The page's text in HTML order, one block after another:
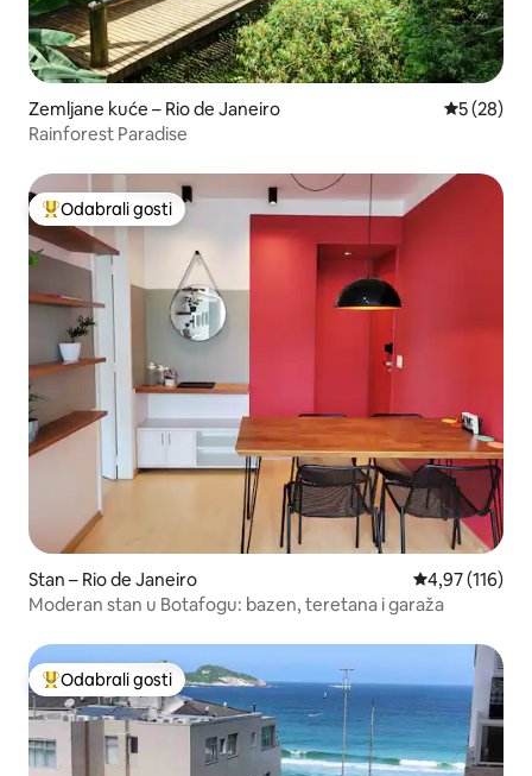
Zemljane kuće – Rio de Janeiro Prosječna
5 (28)
Rainforest Paradise
Među najviše rangiranima s oznakom „Odabrali gosti”
Odabrali gosti
Stan – Rio de Janeiro Prosječna
4,97 (116)
Moderan stan u Botafogu: bazen, teretana i garaža
Među najviše rangiranima s oznakom „Odabrali gosti”
Odabrali gosti